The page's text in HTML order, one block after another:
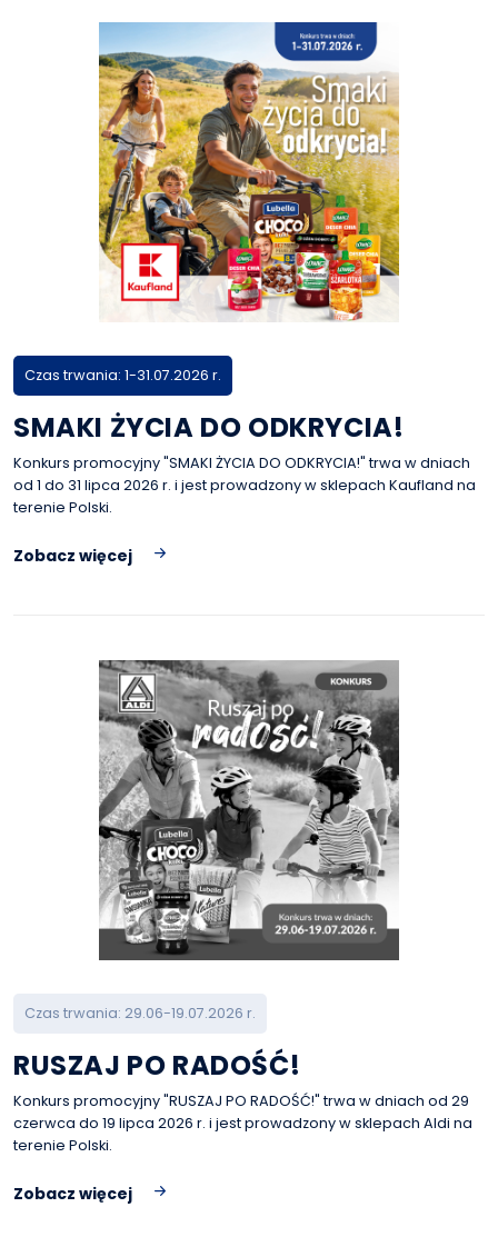
Czas trwania: 1-31.07.2026 r.
SMAKI ŻYCIA DO ODKRYCIA!
Konkurs promocyjny "SMAKI ŻYCIA DO ODKRYCIA!" trwa w dniach
od 1 do 31 lipca 2026 r. i jest prowadzony w sklepach Kaufland na
terenie Polski.
Zobacz więcej
Czas trwania: 29.06-19.07.2026 r.
RUSZAJ PO RADOŚĆ!
Konkurs promocyjny "RUSZAJ PO RADOŚĆ!" trwa w dniach od 29
czerwca do 19 lipca 2026 r. i jest prowadzony w sklepach Aldi na
terenie Polski.
Zobacz więcej